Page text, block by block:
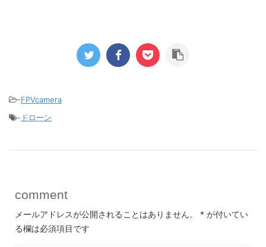
-FPVcamera
- ドローン
comment
メールアドレスが公開されることはありません。 * が付いてい
る欄は必須項目です